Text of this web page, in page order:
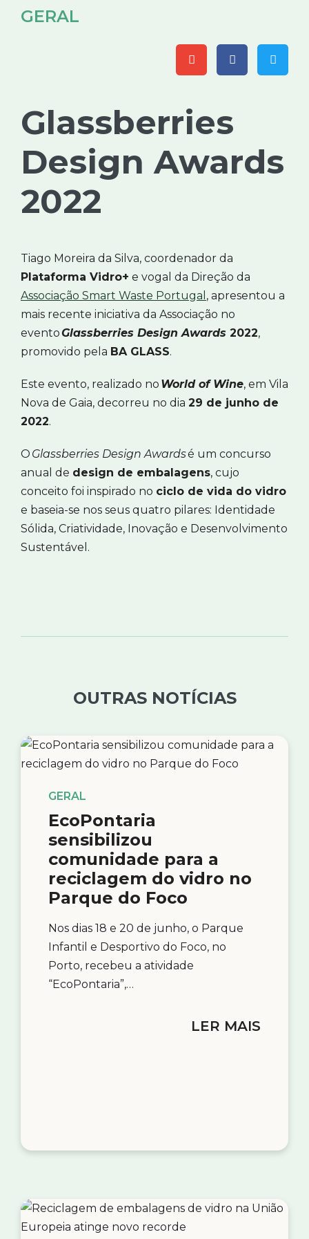
GERAL
Glassberries
Design Awards
2022
Tiago Moreira da Silva, coordenador da
Plataforma Vidro+ e vogal da Direção da
Associação Smart Waste Portugal , apresentou a
mais recente iniciativa da Associação no
eventoGlassberries Design Awards 2022,
promovido pela BA GLASS.
Este evento, realizado no World of Wine, em Vila
Nova de Gaia, decorreu no dia 29 de junho de
2022.
O Glassberries Design Awardsé um concurso
anual de design de embalagens, cujo
conceito foi inspirado no ciclo de vida do vidro
e baseia-se nos seus quatro pilares: Identidade
Sólida, Criatividade, Inovação e Desenvolvimento
Sustentável.
OUTRAS NOTÍCIAS
GERAL
EcoPontaria
sensibilizou
comunidade para a
reciclagem do vidro no
Parque do Foco
Nos dias 18 e 20 de junho, o Parque
Infantil e Desportivo do Foco, no
Porto, recebeu a atividade
“EcoPontaria”,…
LER MAIS